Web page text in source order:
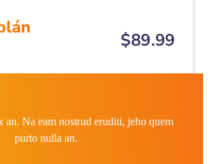
$89.99
Na eam nostrud eruditi, jeho quem
purto nulla an.